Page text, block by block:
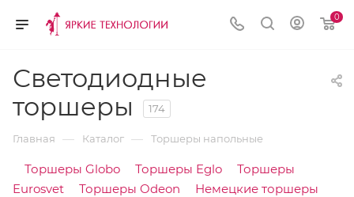
0
Светодиодные
торшеры
174
Главная — Каталог — Торшеры напольные
Торшеры Globo Торшеры Eglo
Торшеры
Eurosvet
Торшеры Odeon
Немецкие торшеры